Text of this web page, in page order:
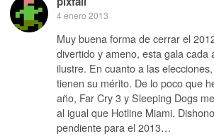
4 enero 2013
Muy buena forma de cerrar el
divertido y ameno, esta gala cada
ilustre. En cuanto a las
tienen su mérito. De lo poco que
año, Far Cry 3 y Sleeping Dogs
al igual que Hotline Miami.
pendiente para el 2013…